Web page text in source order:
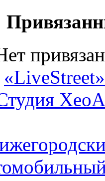
«LiveStreet»